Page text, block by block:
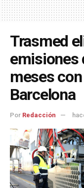
Trasmed
emisiones
meses
Barcelona
Por Redacción